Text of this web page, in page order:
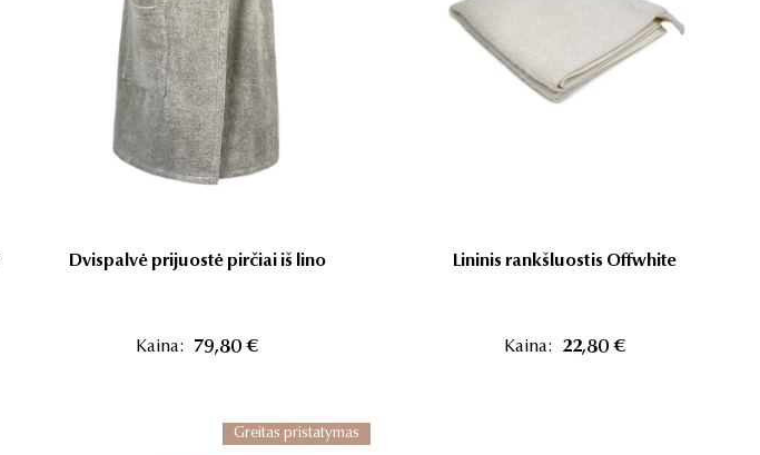
Dvispalvė prijuostė pirčiai iš lino
Kaina: 79,80 €
Lininis rankšluostis Offwhite
Kaina: 22,80 €
Greitas pristatymas